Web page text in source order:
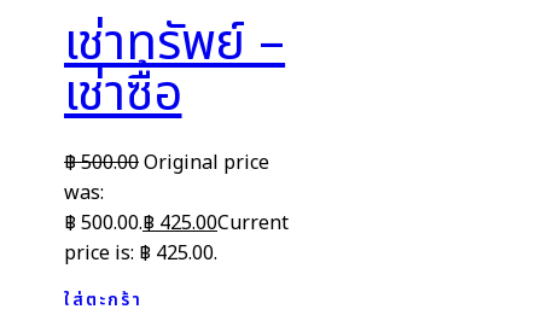
เช่าทรัพย์ –
เช่าซื้อ
฿500.00Original price
was:
฿ 500.00.฿425.00Current
price is: ฿ 425.00.
ใส่ตะกร้า